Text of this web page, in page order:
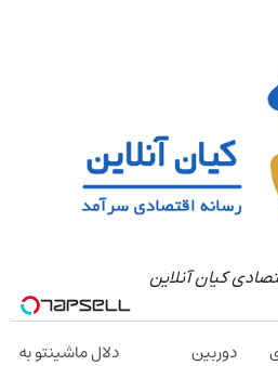
کیان آنلاین
دوربین
دلال ماشینتو به